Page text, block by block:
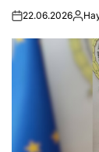
on22.06.2026